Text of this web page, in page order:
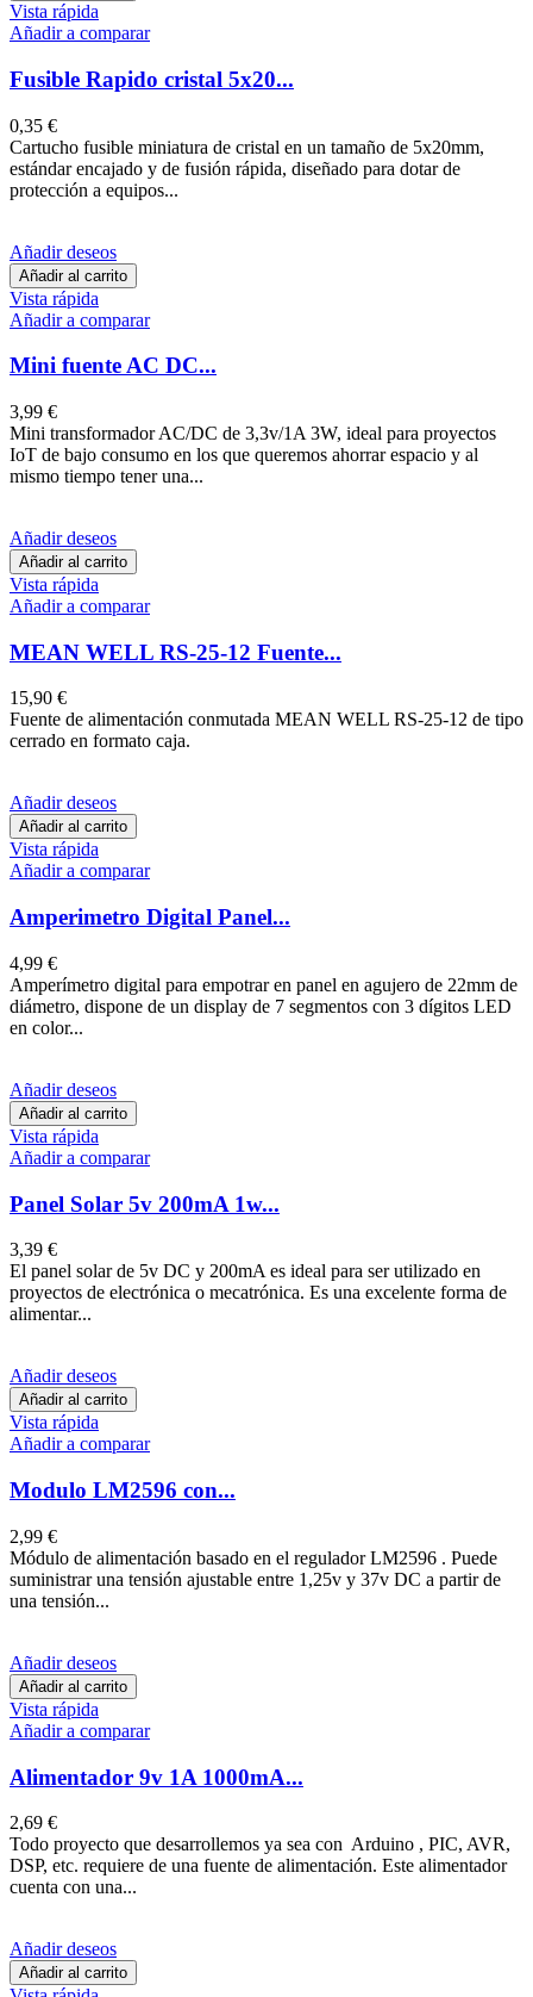
Vista rápida
Añadir a comparar
Fusible Rapido cristal 5x20...
0,35 €
Cartucho fusible miniatura de cristal en un tamaño de 5x20mm,
estándar encajado y de fusión rápida, diseñado para dotar de
protección a equipos...
Añadir deseos
Añadir al carrito
Vista rápida
Añadir a comparar
Mini fuente AC DC...
3,99 €
Mini transformador AC/DC de 3,3v/1A 3W, ideal para proyectos
IoT de bajo consumo en los que queremos ahorrar espacio y al
mismo tiempo tener una...
Añadir deseos
Añadir al carrito
Vista rápida
Añadir a comparar
MEAN WELL RS-25-12 Fuente...
15,90 €
Fuente de alimentación conmutada MEAN WELL RS-25-12 de tipo
cerrado en formato caja.
Añadir deseos
Añadir al carrito
Vista rápida
Añadir a comparar
Amperimetro Digital Panel...
4,99 €
Amperímetro digital para empotrar en panel en agujero de 22mm de
diámetro, dispone de un display de 7 segmentos con 3 dígitos LED
en color...
Añadir deseos
Añadir al carrito
Vista rápida
Añadir a comparar
Panel Solar 5v 200mA 1w...
3,39 €
El panel solar de 5v DC y 200mA es ideal para ser utilizado en
proyectos de electrónica o mecatrónica. Es una excelente forma de
alimentar...
Añadir deseos
Añadir al carrito
Vista rápida
Añadir a comparar
Modulo LM2596 con...
2,99 €
Módulo de alimentación basado en el regulador LM2596 . Puede
suministrar una tensión ajustable entre 1,25v y 37v DC a partir de
una tensión...
Añadir deseos
Añadir al carrito
Vista rápida
Añadir a comparar
Alimentador 9v 1A 1000mA...
2,69 €
Todo proyecto que desarrollemos ya sea con Arduino , PIC, AVR,
DSP, etc. requiere de una fuente de alimentación. Este alimentador
cuenta con una...
Añadir deseos
Añadir al carrito